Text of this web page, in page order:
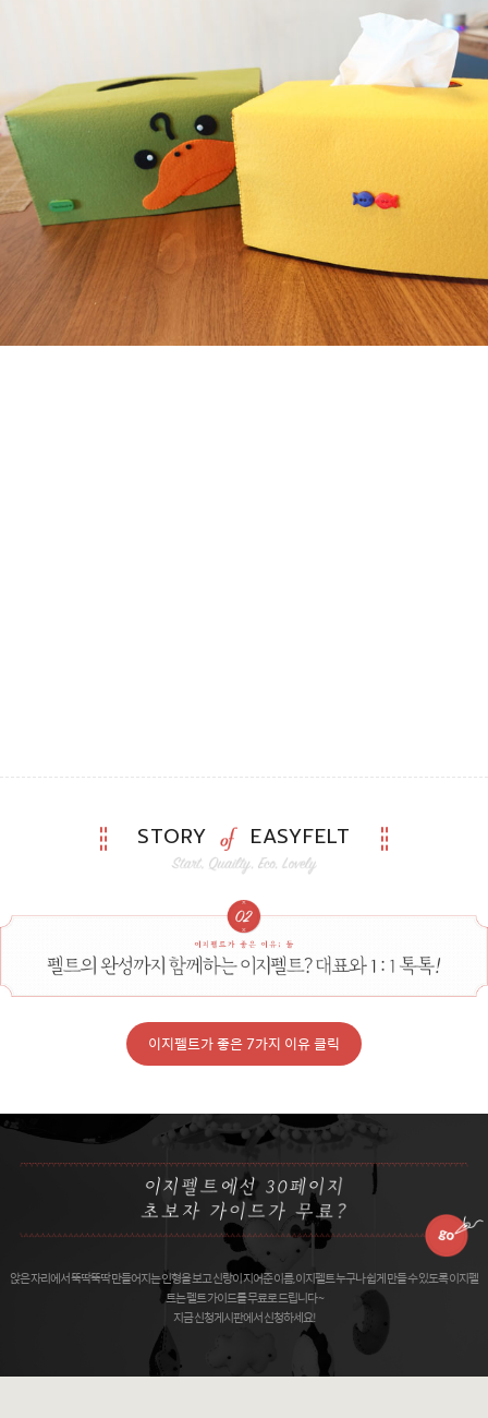
STORY EASYFELT
이지펠트가 좋은 7가지 이유 클릭
앉은 자리에서 뚝딱뚝딱 만들어지는 인형을 보고 신랑이 지어준 이름, 이지펠트 누구나 쉽게 만들 수 있도록 이지펠
트는 펠트 가이드를 무료로 드립니다 ~
지금 신청게시판에서 신청하세요!